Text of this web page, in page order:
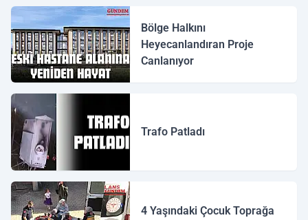
Bölge Halkını
Heyecanlandıran Proje
Canlanıyor
Trafo Patladı
4 Yaşındaki Çocuk Toprağa